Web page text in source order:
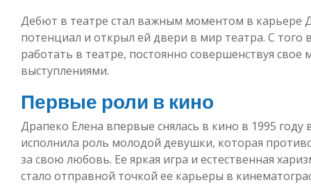
Дебют в театре стал важным моментом в карьере
потенциал и открыл ей двери в мир театра. С
работать в театре, постоянно совершенствуя свое
выступлениями.
Первые роли в кино
Драпеко Елена впервые снялась в кино в 1995
исполнила роль молодой девушки, которая
за свою любовь. Ее яркая игра и естественная
стало отправной точкой ее карьеры в